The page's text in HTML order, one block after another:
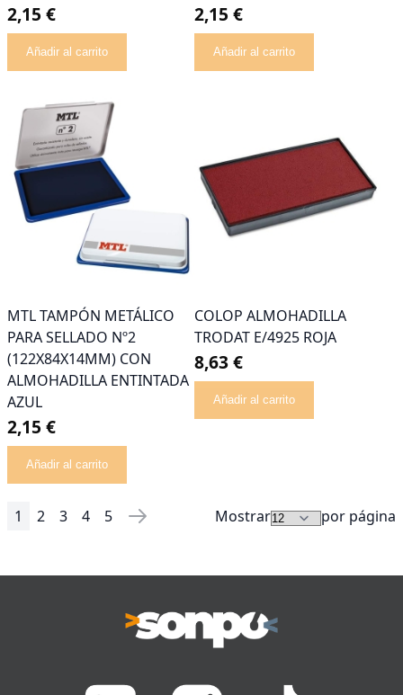
2,15 €
Añadir al carrito
2,15 €
Añadir al carrito
MTL TAMPÓN METÁLICO
PARA SELLADO Nº2
(122X84X14MM) CON
ALMOHADILLA ENTINTADA
AZUL
2,15 €
Añadir al carrito
COLOP ALMOHADILLA
TRODAT E/4925 ROJA
8,63 €
Añadir al carrito
Página
Actualmente estás leyendo página
1 Página
2 Página
3 Página
4 Página
5 Página
Siguiente Mostrar por página